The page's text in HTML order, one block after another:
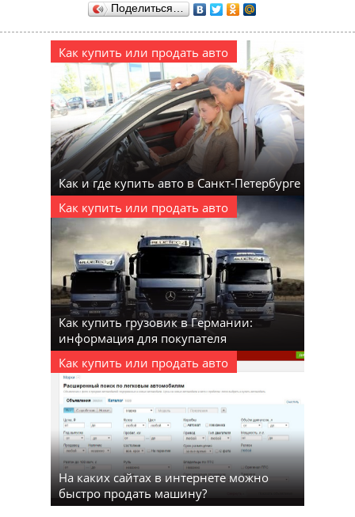
Поделиться…
Как купить или продать авто
Как и где купить авто в Санкт-Петербурге
Как купить или продать авто
Как купить грузовик в Германии:
информация для покупателя
Как купить или продать авто
На каких сайтах в интернете можно
быстро продать машину?